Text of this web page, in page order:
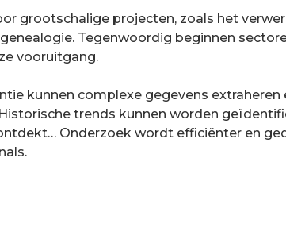
grootschalige projecten, zoals het
Tegenwoordig beginnen
vooruitgang.
kunnen complexe gegevens
trends kunnen worden
Onderzoek wordt efficiënter en